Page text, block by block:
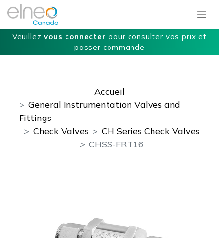
Veuillez vous connecter pour consulter vos prix et
passer commande
Accueil
General Instrumentation Valves and
Fittings
Check Valves
CH Series Check Valves
CHSS-FRT16